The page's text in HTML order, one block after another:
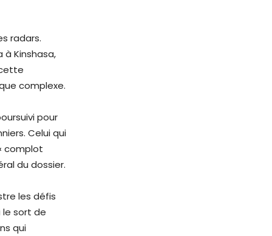
radars.
à Kinshasa,
complexe.
pour
Celui qui
complot
du dossier.
les défis
le sort de
qui